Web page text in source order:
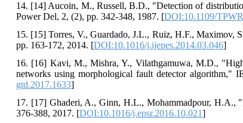
14. [14] Aucoin, M., Russell, B.D., "Detection of
Power Del, 2, (2), pp. 342-348, 1987. [DOI:10.1109/
15. [15] Torres, V., Guardado, J.L., Ruiz, H.F., Maximov,
pp. 163-172, 2014. [DOI:10.1016/j.ijepes.2014.03.046]
16. [16] Kavi, M., Mishra, Y., Vilathgamuwa, M.D.,
networks using morphological fault detector algorithm,"
gtd.2017.1633]
17. [17] Ghaderi, A., Ginn, H.L., Mohammadpour, H.A.,
376-388, 2017. [DOI:10.1016/j.epsr.2016.10.021]